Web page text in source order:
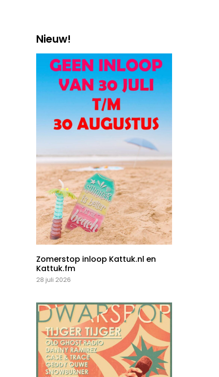
Nieuw!
Zomerstop inloop Kattuk.nl en
Kattuk.fm
28 juli 2026